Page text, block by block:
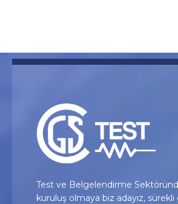
Test ve Belgelendirme
kuruluş olmaya biz adayız,